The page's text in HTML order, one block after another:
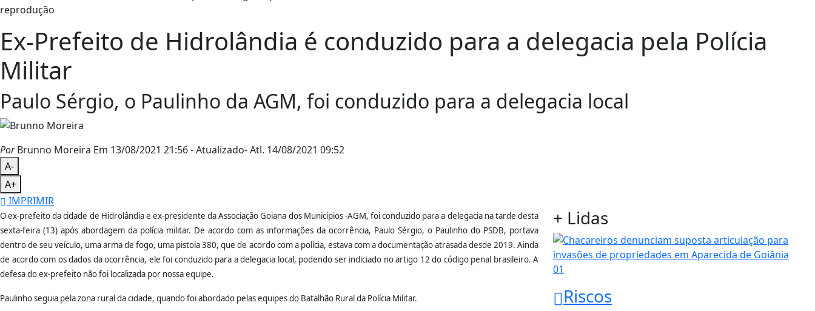
reprodução
Ex-Prefeito de Hidrolândia é conduzido para a delegacia pela Polícia
Militar
Paulo Sérgio, o Paulinho da AGM, foi conduzido para a delegacia local
PorBrunno Moreira Em 13/08/2021 21:56- Atualizado- Atl. 14/08/2021 09:52
A-
A+
IMPRIMIR
O ex-prefeito da cidade de Hidrolândia e ex-presidente da Associação Goiana dos Municípios -AGM, foi conduzido para a delegacia na tarde desta
sexta-feira (13) após abordagem da polícia militar. De acordo com as informações da ocorrência, Paulo Sérgio, o Paulinho do PSDB, portava
dentro de seu veículo, uma arma de fogo, uma pistola 380, que de acordo com a polícia, estava com a documentação atrasada desde 2019. Ainda
de acordo com os dados da ocorrência, ele foi conduzido para a delegacia local, podendo ser indiciado no artigo 12 do código penal brasileiro. A
defesa do ex-prefeito não foi localizada por nossa equipe.
Paulinho seguia pela zona rural da cidade, quando foi abordado pelas equipes do Batalhão Rural da Polícia Militar.
+ Lidas
01
Riscos